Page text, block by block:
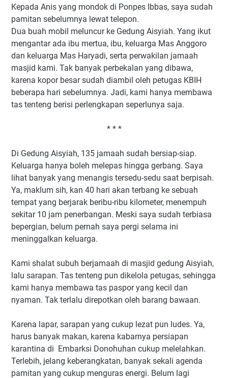
Kepada Anis yang mondok di Ponpes Ibbas, saya sudah
pamitan sebelumnya lewat telepon.
Dua buah mobil meluncur ke Gedung Aisyiah. Yang ikut
mengantar ada ibu mertua, ibu, keluarga Mas Anggoro
dan keluarga Mas Haryadi, serta perwakilan jamaah
masjid kami. Tak banyak perbekalan yang dibawa,
karena kopor besar sudah diambil oleh petugas KBIH
beberapa hari sebelumnya. Jadi, kami hanya membawa
tas tenteng berisi perlengkapan seperlunya saja.
* * *
Di Gedung Aisyiah, 135 jamaah sudah bersiap-siap.
Keluarga hanya boleh melepas hingga gerbang. Saya
lihat banyak yang menangis tersedu-sedu saat berpisah.
Ya, maklum sih, kan 40 hari akan terbang ke sebuah
tempat yang berjarak beribu-ribu kilometer, menempuh
sekitar 10 jam penerbangan. Meski saya sudah terbiasa
bepergian, belum pernah saya pergi selama ini
meninggalkan keluarga.
Kami shalat subuh berjamaah di masjid gedung Aisyiah,
lalu sarapan. Tas tenteng pun dikelola petugas, sehingga
kami hanya membawa tas paspor yang kecil dan
nyaman. Tak terlalu direpotkan oleh barang bawaan.
Karena lapar, sarapan yang cukup lezat pun ludes. Ya,
harus banyak makan, karena kabarnya persiapan
karantina di Embarksi Donohuhan cukup melelahkan.
Terlebih, jelang keberangkatan, banyak sekali agenda
pamitan yang cukup menguras energi. Belum lagi